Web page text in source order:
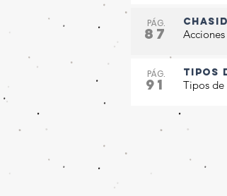
PÁG.
87
PÁG.
91
Tipos
Tipos de